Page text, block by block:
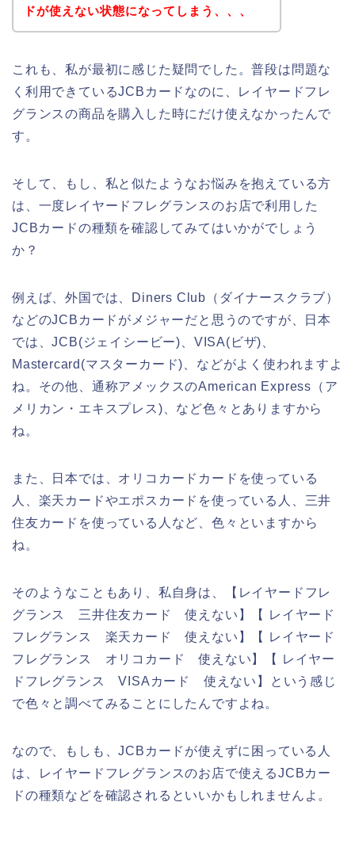
ドが使えない状態になってしまう、、、
これも、私が最初に感じた疑問でした。普段は問題な
く利用できているJCBカードなのに、レイヤードフレ
グランスの商品を購入した時にだけ使えなかったんで
す。
そして、もし、私と似たようなお悩みを抱えている方
は、一度レイヤードフレグランスのお店で利用した
JCBカードの種類を確認してみてはいかがでしょう
か？
例えば、外国では、Diners Club（ダイナースクラブ）
などのJCBカードがメジャーだと思うのですが、日本
では、JCB(ジェイシービー)、VISA(ビザ)、
Mastercard(マスターカード)、などがよく使われますよ
ね。その他、通称アメックスのAmerican Express（ア
メリカン・エキスプレス)、など色々とありますから
ね。
また、日本では、オリコカードカードを使っている
人、楽天カードやエポスカードを使っている人、三井
住友カードを使っている人など、色々といますから
ね。
そのようなこともあり、私自身は、【レイヤードフレ
グランス 三井住友カード 使えない】【 レイヤード
フレグランス 楽天カード 使えない】【 レイヤード
フレグランス オリコカード 使えない】【 レイヤー
ドフレグランス VISAカード 使えない】という感じ
で色々と調べてみることにしたんですよね。
なので、もしも、JCBカードが使えずに困っている人
は、レイヤードフレグランスのお店で使えるJCBカー
ドの種類などを確認されるといいかもしれませんよ。